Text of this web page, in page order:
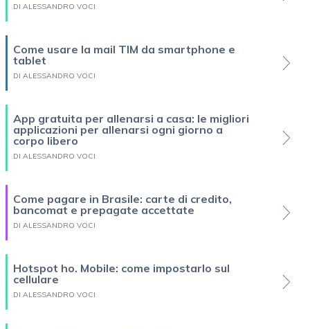
DI ALESSANDRO VOCI
Come usare la mail TIM da smartphone e
tablet
DI ALESSANDRO VOCI
App gratuita per allenarsi a casa: le migliori
applicazioni per allenarsi ogni giorno a
corpo libero
DI ALESSANDRO VOCI
Come pagare in Brasile: carte di credito,
bancomat e prepagate accettate
DI ALESSANDRO VOCI
Hotspot ho. Mobile: come impostarlo sul
cellulare
DI ALESSANDRO VOCI